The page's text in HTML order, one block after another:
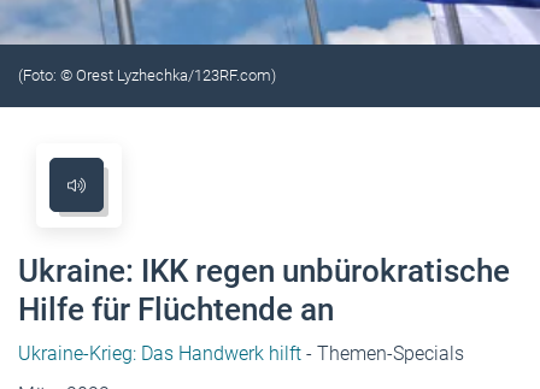
(Foto: © Orest Lyzhechka/123RF.com)
Ukraine: IKK regen unbürokratische
Hilfe für Flüchtende an
Ukraine-Krieg: Das Handwerk hilft - Themen-Specials